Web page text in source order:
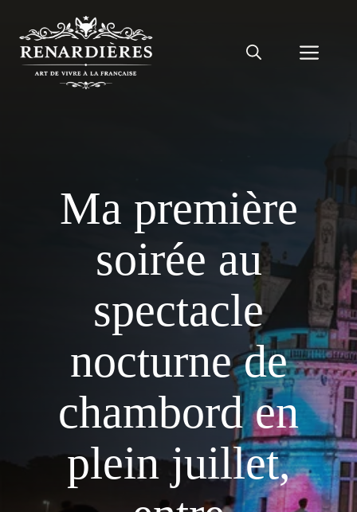
contenu
Ma première
soirée au
spectacle
nocturne de
chambord en
plein juillet,